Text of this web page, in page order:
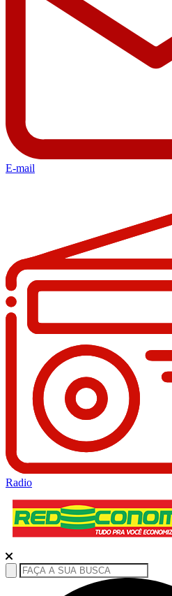
E-mail
Radio